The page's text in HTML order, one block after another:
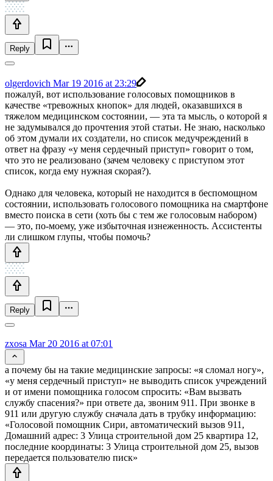
Reply
olgerdovich Mar 19 2016 at 23:29
пожалуй, вот использование голосовых помощников в
качестве «тревожных кнопок» для людей, оказавшихся в
тяжелом медицинском состоянии, — эта та мысль, о которой я
не задумывался до прочтения этой статьи. Не знаю, насколько
об этом думали их создатели, но список медучреждений в
ответ на фразу «у меня сердечный приступ» говорит о том,
что это не реализовано (зачем человеку с приступом этот
список, когда ему нужная скорая?).
Однако для человека, который не находится в беспомощном
состоянии, использовать голосового помощника на смартфоне
вместо поиска в сети (хоть бы с тем же голосовым набором)
— это, по-моему, уже избыточная изнеженность. Ассистенты
ли слишком глупы, чтобы помочь?
Reply
zxosa Mar 20 2016 at 07:01
а почему бы на такие медицинские запросы: «я сломал ногу»,
«у меня сердечный приступ» не выводить список учреждений
и от имени помощника голосом спросить: «Вам вызвать
службу спасения?» при ответе да, звоним 911. При звонке в
911 или другую службу сначала дать в трубку информацию:
«Голосовой помощник Сири, автоматический вызов 911,
Домашний адрес: 3 Улица строительной дом 25 квартира 12,
последние координаты: 3 Улица строительной дом 25, вызов
передается пользователю писк»